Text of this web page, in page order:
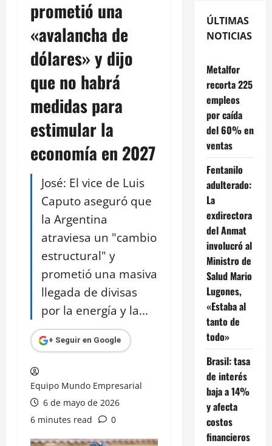
prometió una
«avalancha de
dólares» y dijo
que no habrá
medidas para
estimular la
economía en 2027
José: El vice de Luis
Caputo aseguró que
la Argentina
atraviesa un "cambio
estructural" y
prometió una masiva
llegada de divisas
por la energía y la...
+ Seguir en Google
Equipo Mundo Empresarial
6 de mayo de 2026
6 minutes read
0
ÚLTIMAS
NOTICIAS
Metalfor
recorta 225
empleos
por caída
del 60% en
ventas
Fentanilo
adulterado:
La
exdirectora
del Anmat
involucró al
Ministro de
Salud Mario
Lugones,
«Estaba al
tanto de
todo»
Brasil: tasa
de interés
baja a 14%
y afecta
costos
financieros